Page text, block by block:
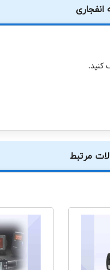
انفجاری
کنید.
مرتبط